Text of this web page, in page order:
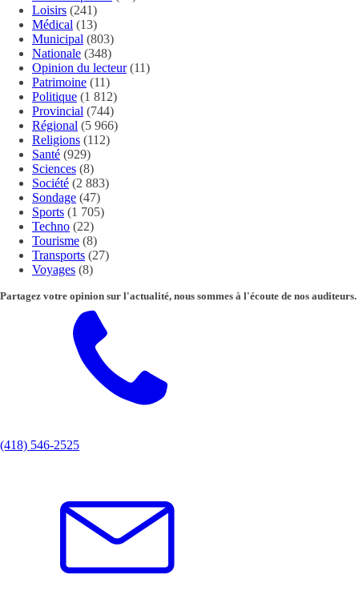
Loisirs (241)
Médical (13)
Municipal (803)
Nationale (348)
Opinion du lecteur(11)
Patrimoine (11)
Politique (1 812)
Provincial (744)
Régional (5 966)
Religions (112)
Santé (929)
Sciences (8)
Société (2 883)
Sondage (47)
Sports (1 705)
Techno (22)
Tourisme (8)
Transports (27)
Voyages (8)
Partagez votre opinion sur l'actualité, nous sommes à l'écoute de nos auditeurs.
(418) 546-2525